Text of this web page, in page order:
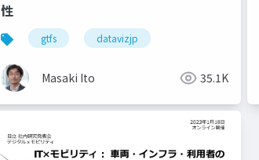
性
gtfs datavizjp
Masaki Ito 35.1K